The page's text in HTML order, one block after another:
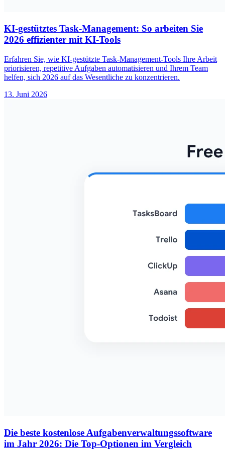
KI-gestütztes Task-Management: So arbeiten Sie
2026 effizienter mit KI-Tools
Erfahren Sie, wie KI-gestützte Task-Management-Tools Ihre Arbeit
priorisieren, repetitive Aufgaben automatisieren und Ihrem Team
helfen, sich 2026 auf das Wesentliche zu konzentrieren.
13. Juni 2026
Die beste kostenlose Aufgabenverwaltungssoftware
im Jahr 2026: Die Top-Optionen im Vergleich